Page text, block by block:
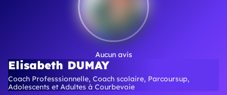
Aucun avis
Elisabeth DUMAY
Coach Professsionnelle, Coach scolaire, Parcoursup,
Adolescents et Adultes à Courbevoie